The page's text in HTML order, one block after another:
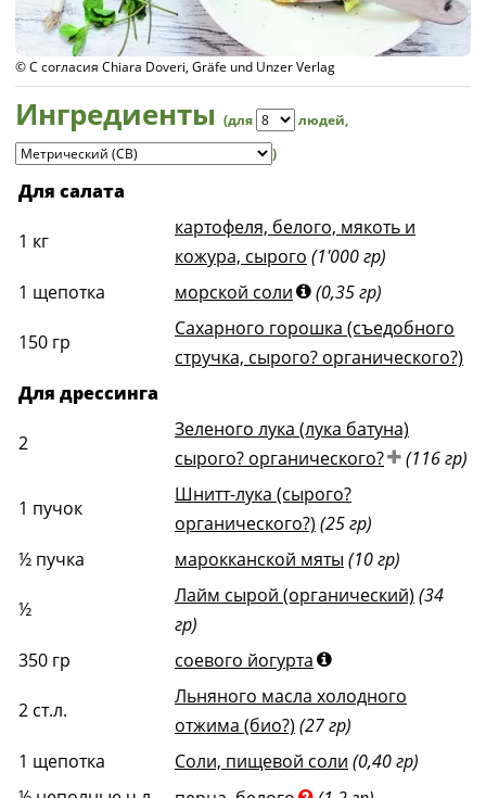
© С согласия Chiara Doveri, Gräfe und Unzer Verlag
Ингредиенты (для людей,
)
Для салата
1 кг
картофеля, белого, мякоть и
кожура, сырого (1'000 гр)
1 щепотка морской соли (0,35 гр)
150 гр
Сахарного горошка (съедобного
стручка, сырого? органического?)
Для дрессинга
2
Зеленого лука (лука батуна)
сырого? органического?
(116 гр)
1 пучок
Шнитт-лука (сырого?
органического?) (25 гр)
½ пучка марокканской мяты (10 гр)
½
Лайм сырой (органический) (34
гр)
350 гр соевого йогурта
2 ст.л.
Льняного масла холодного
отжима (био?) (27 гр)
1 щепотка Соли, пищевой соли (0,40 гр)